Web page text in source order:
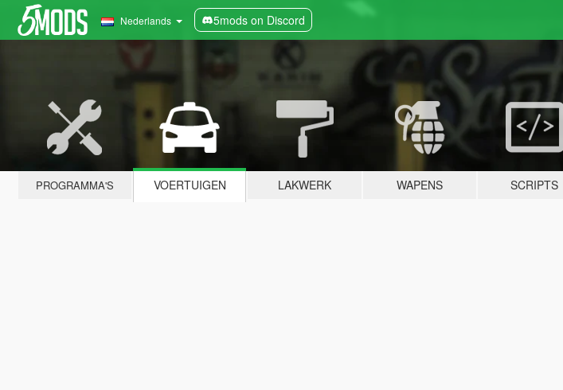
Nederlands 5mods on Discord
PROGRAMMA'S VOERTUIGEN LAKWERK WAPENS SCRIPTS